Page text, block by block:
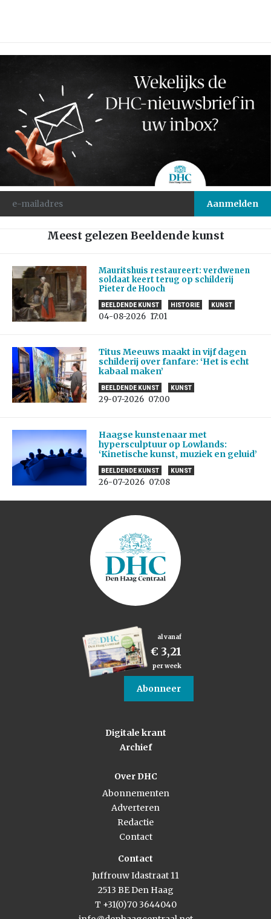
Meest gelezen Beeldende kunst
Mauritshuis restaureert: verdwenen
soldaat keert terug op schilderij
Pieter de Hooch
BEELDENDE KUNST HISTORIE KUNST
04-08-2026 17:01
Titus Meeuws maakt in vijf dagen
schilderij over fanfare: ‘Het is echt
kabaal maken’
BEELDENDE KUNST KUNST
29-07-2026 07:00
Haagse kunstenaar met
hypersculptuur op Lowlands:
‘Kinetische kunst, muziek en geluid’
BEELDENDE KUNST KUNST
26-07-2026 07:08
al vanaf
€ 3,21
per week
Abonneer
Digitale krant
Archief
Over DHC
Abonnementen
Adverteren
Redactie
Contact
Contact
Juffrouw Idastraat 11
2513 BE Den Haag
T +31(0)70 3644040